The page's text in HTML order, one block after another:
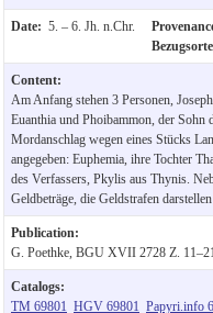
Date: 5. – 6. Jh. n.Chr.
Content:
Am Anfang stehen 3 Personen,
Euanthia und Phoibammon, der Sohn
Mordanschlag wegen eines Stücks
angegeben: Euphemia, ihre Tochter
des Verfassers, Pkylis aus Thynis.
Geldbeträge, die Geldstrafen
Publication:
G. Poethke, BGU XVII 2728 Z. 11–21.
Catalogs:
TM 69801 HGV 69801 Papyri.info